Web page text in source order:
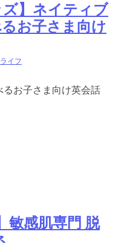
ズ】ネイティブ
お子さま向け
イフ
お子さま向け英会話
敏感肌専門 脱